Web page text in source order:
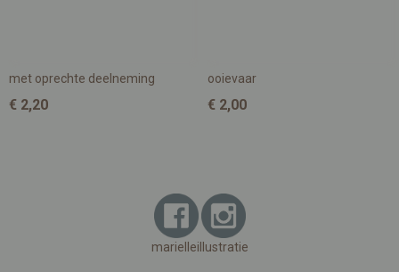
met oprechte deelneming
€ 2,20
ooievaar
€ 2,00
marielleillustratie